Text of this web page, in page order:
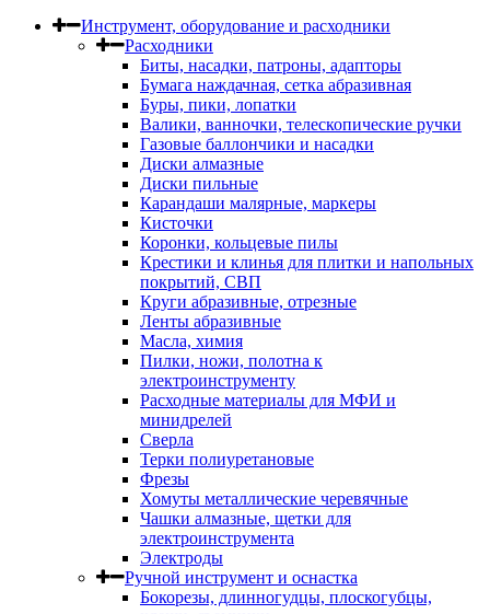
Инструмент, оборудование и расходники
Расходники
Биты, насадки, патроны, адапторы
Бумага наждачная, сетка абразивная
Буры, пики, лопатки
Валики, ванночки, телескопические ручки
Газовые баллончики и насадки
Диски алмазные
Диски пильные
Карандаши малярные, маркеры
Кисточки
Коронки, кольцевые пилы
Крестики и клинья для плитки и напольных
покрытий, СВП
Круги абразивные, отрезные
Ленты абразивные
Масла, химия
Пилки, ножи, полотна к
электроинструменту
Расходные материалы для МФИ и
минидрелей
Сверла
Терки полиуретановые
Фрезы
Хомуты металлические черевячные
Чашки алмазные, щетки для
электроинструмента
Электроды
Ручной инструмент и оснастка
Бокорезы, длинногудцы, плоскогубцы,